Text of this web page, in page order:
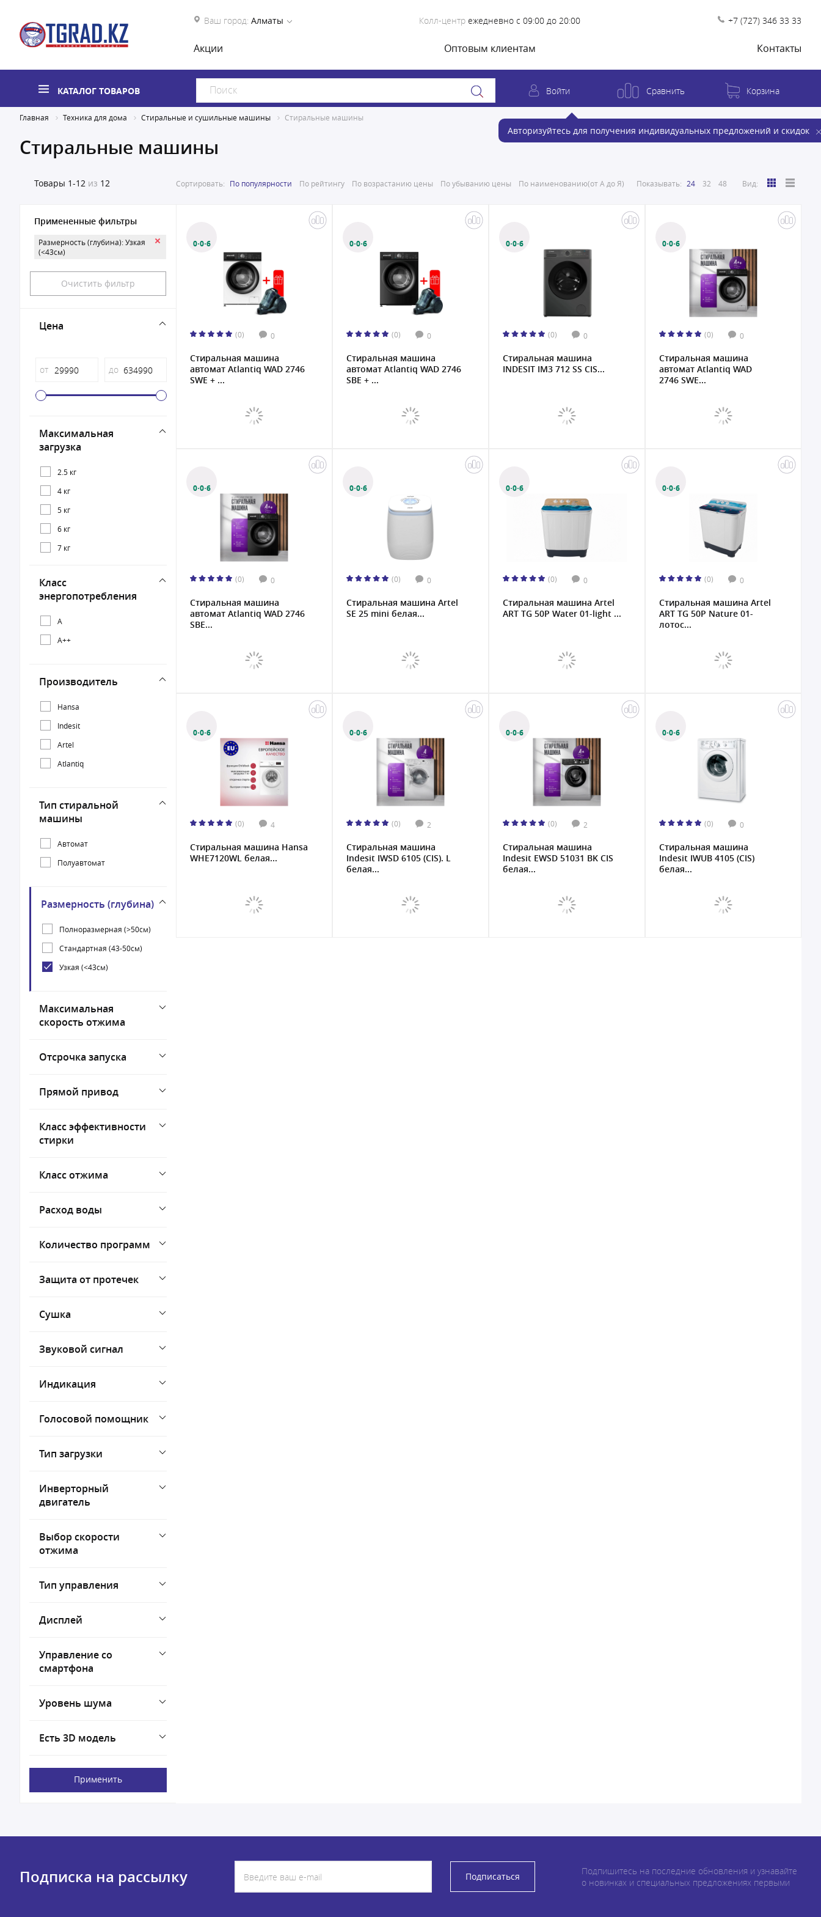
Ваш город: Алматы Колл-центр ежедневно с 09:00 до 20:00 +7 (727) 346 33 33
Акции Оптовым клиентам Контакты
КАТАЛОГ ТОВАРОВ Войти
Авторизуйтесь для получения индивидуальных предложений и скидок
Сравнить Корзина
Главная Техника для дома Стиральные и сушильные машины Стиральные машины
Стиральные машины
Товары 1-12 из 12 Сортировать: По популярности По рейтингу По возрастанию цены По убыванию цены По наименованию(от А до Я) Показывать: 24 32 48 Вид:
Примененные фильтры
Размерность (глубина): Узкая
(<43см)
Очистить фильтр
Цена
от до
Максимальная
загрузка
2.5 кг
4 кг
5 кг
6 кг
7 кг
Класс
энергопотребления
A
A++
Производитель
Hansa
Indesit
Artel
Atlantiq
Тип стиральной
машины
Автомат
Полуавтомат
Размерность (глубина)
Полноразмерная (>50см)
Стандартная (43-50см)
Узкая (<43см)
Максимальная
скорость отжима
Отсрочка запуска
Прямой привод
Класс эффективности
стирки
Класс отжима
Расход воды
Количество программ
Защита от протечек
Сушка
Звуковой сигнал
Индикация
Голосовой помощник
Тип загрузки
Инверторный
двигатель
Выбор скорости
отжима
Тип управления
Дисплей
Управление со
смартфона
Уровень шума
Есть 3D модель
Применить
0·0·6
(0) 0
Стиральная машина
автомат Atlantiq WAD 2746
SWE + ...
0·0·6
(0) 0
Стиральная машина
автомат Atlantiq WAD 2746
SBE + ...
0·0·6
(0) 0
Стиральная машина
INDESIT IM3 712 SS CIS...
0·0·6
(0) 0
Стиральная машина
автомат Atlantiq WAD
2746 SWE...
0·0·6
(0) 0
Стиральная машина
автомат Atlantiq WAD 2746
SBE...
0·0·6
(0) 0
Стиральная машина Artel
SE 25 mini белая...
0·0·6
(0) 0
Стиральная машина Artel
ART TG 50P Water 01-light ...
0·0·6
(0) 0
Стиральная машина Artel
ART TG 50P Nature 01-
лотос...
0·0·6
(0) 4
Стиральная машина Hansa
WHE7120WL белая...
0·0·6
(0) 2
Стиральная машина
Indesit IWSD 6105 (CIS). L
белая...
0·0·6
(0) 2
Стиральная машина
Indesit EWSD 51031 BK CIS
белая...
0·0·6
(0) 0
Стиральная машина
Indesit IWUB 4105 (CIS)
белая...
Подписка на рассылку Подписаться
Подпишитесь на последние обновления и узнавайте
о новинках и специальных предложениях первыми